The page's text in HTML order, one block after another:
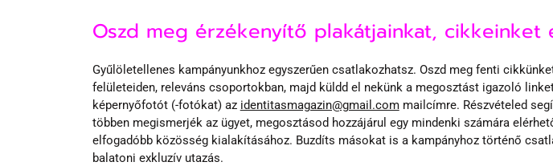
Oszd meg érzékenyítő plakátjainkat, cikkeinket
Gyűlöletellenes kampányunkhoz egyszerűen csatlakozhatsz. Oszd meg fenti
felületeiden, releváns csoportokban, majd küldd el nekünk a megosztást igazoló
képernyőfotót (-fotókat) az identitasmagazin@gmail.com mailcímre. Részvételed
többen megismerjék az ügyet, megosztásod hozzájárul egy mindenki számára
elfogadóbb közösség kialakításához. Buzdíts másokat is a kampányhoz történő
balatoni exkluzív utazás.